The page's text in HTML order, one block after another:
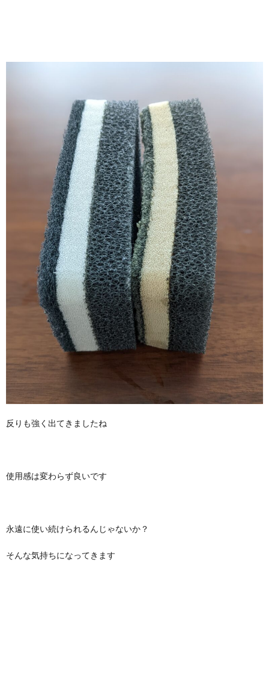
反りも強く出てきましたね
使用感は変わらず良いです
永遠に使い続けられるんじゃないか？
そんな気持ちになってきます